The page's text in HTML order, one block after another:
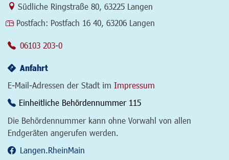
Link zur Google-Maps Navigation
Südliche Ringstraße 80 63225 Langen
Postfach: Postfach 16 40, 63206 Langen
06103 203-0
Anfahrt
E-Mail-Adressen der Stadt im Impressum
Einheitliche Behördennummer 115
Die Behördennummer kann ohne Vorwahl von allen
Endgeräten angerufen werden.
Langen.RheinMain